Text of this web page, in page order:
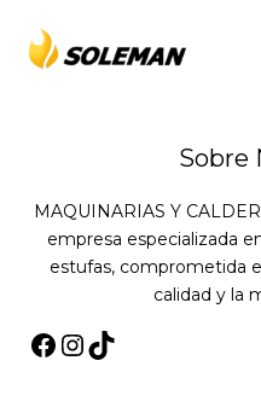
contenido
Sobre
MAQUINARIAS Y
empresa especializada
estufas, comprometida
calidad y la